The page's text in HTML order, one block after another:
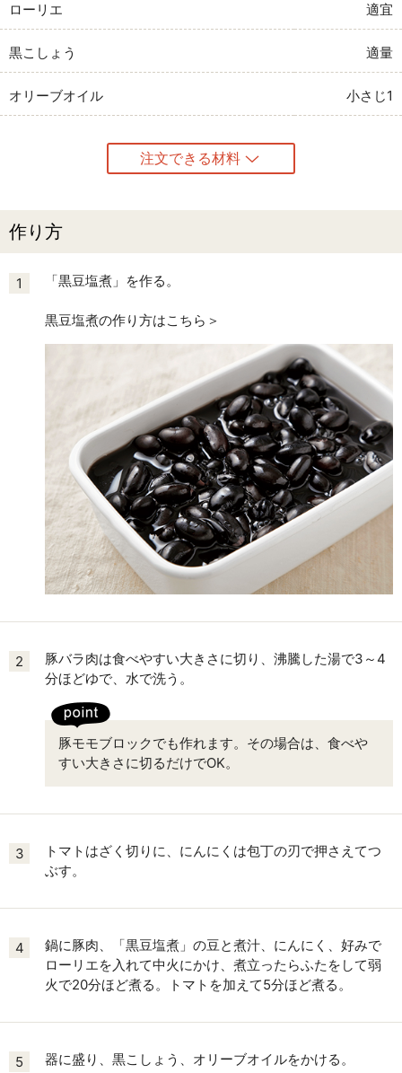
ローリエ 適宜
黒こしょう 適量
オリーブオイル 小さじ1
注文できる材料
作り方
1 「黒豆塩煮」を作る。
黒豆塩煮の作り方はこちら＞
2
豚バラ肉は食べやすい大きさに切り、沸騰した湯で3～4
分ほどゆで、水で洗う。
豚モモブロックでも作れます。その場合は、食べや
すい大きさに切るだけでOK。
3
トマトはざく切りに、にんにくは包丁の刃で押さえてつ
ぶす。
4
鍋に豚肉、「黒豆塩煮」の豆と煮汁、にんにく、好みで
ローリエを入れて中火にかけ、煮立ったらふたをして弱
火で20分ほど煮る。トマトを加えて5分ほど煮る。
5 器に盛り、黒こしょう、オリーブオイルをかける。